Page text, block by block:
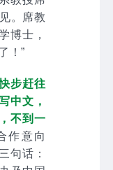
。席教
博士，
！”
步赶往
中文，
不到一
作意向
句话：